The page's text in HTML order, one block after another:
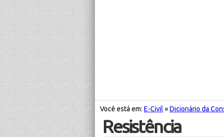
Você está em: E-Civil »Dicionário da
Resistência